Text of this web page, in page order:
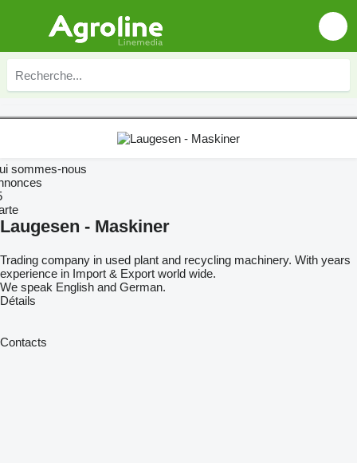
sommes-nous
Laugesen - Maskiner
Trading company in used plant and recycling machinery. With years
experience in Import & Export world wide.
We speak English and German.
Détails
Contacts